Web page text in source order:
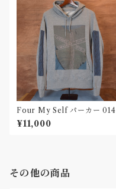
Four My Self パーカー 014
¥11,000
その他の商品